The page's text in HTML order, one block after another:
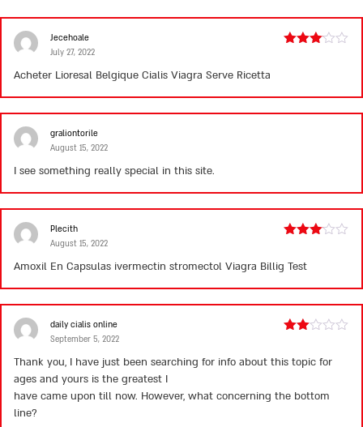
Jecehoale
July 27, 2022
Acheter Lioresal Belgique Cialis Viagra Serve Ricetta
graliontorile
August 15, 2022
I see something really special in this site.
of 5
Plecith
August 15, 2022
Amoxil En Capsulas ivermectin stromectol Viagra Billig Test
out
daily cialis online
September 5, 2022
Thank you, I have just been searching for info about this topic for
ages and yours is the greatest I
have came upon till now. However, what concerning the bottom
line?